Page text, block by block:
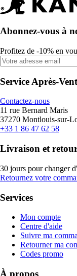
Abonnez-vous à
Profitez de -10% en
Service Après-
Contactez-nous
11 rue Bernard Maris
37270 Montlouis-sur-
+33 1 86 47 62 58
Livraison et
30 jours pour changer
Retournez votre
Services
Mon compte
Centre d'aide
Suivre ma
Retourner ma
Codes promo
À propos